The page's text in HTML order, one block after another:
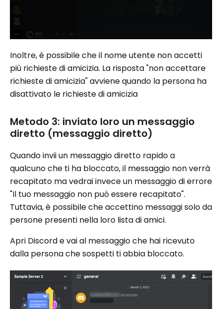
Inoltre, è possibile che il nome utente non accetti
più richieste di amicizia. La risposta "non accettare
richieste di amicizia" avviene quando la persona ha
disattivato le richieste di amicizia
Metodo 3: inviato loro un messaggio
diretto (messaggio diretto)
Quando invii un messaggio diretto rapido a
qualcuno che ti ha bloccato, il messaggio non verrà
recapitato ma vedrai invece un messaggio di errore
"Il tuo messaggio non può essere recapitato".
Tuttavia, è possibile che accettino messaggi solo da
persone presenti nella loro lista di amici.
Apri Discord e vai al messaggio che hai ricevuto
dalla persona che sospetti ti abbia bloccato.